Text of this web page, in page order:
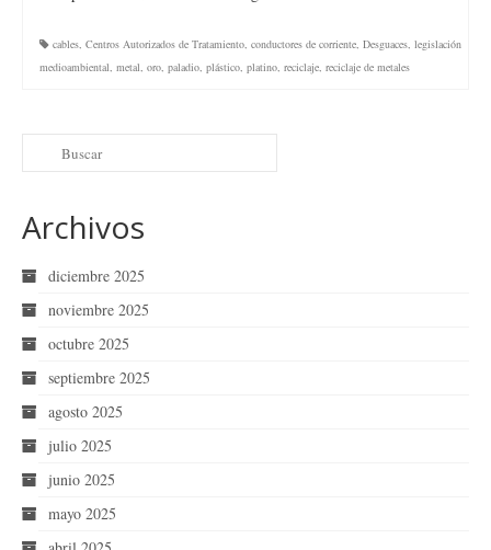
cables, Centros Autorizados de Tratamiento, conductores de corriente, Desguaces, legislación
medioambiental, metal, oro, paladio, plástico, platino, reciclaje, reciclaje de metales
Archivos
diciembre 2025
noviembre 2025
octubre 2025
septiembre 2025
agosto 2025
julio 2025
junio 2025
mayo 2025